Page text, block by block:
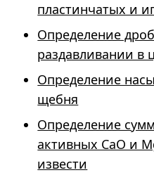
пластинчатых и
Определение
раздавливании в
Определение
щебня
Определение
активных СаО и
извести